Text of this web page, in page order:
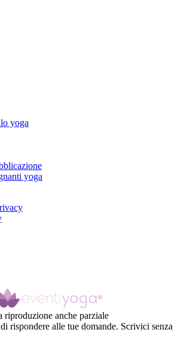
yoga
yoga
riproduzione anche parziale
rispondere alle tue domande. Scrivici senza